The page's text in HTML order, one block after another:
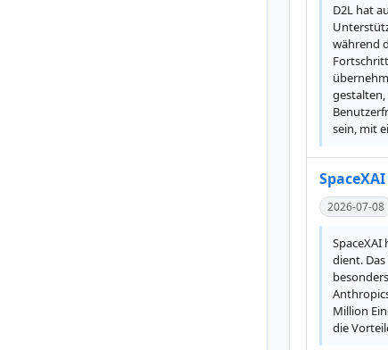
D2L hat
während
gestalten,
sein, mit
2026-07-08
dient.
Million
die